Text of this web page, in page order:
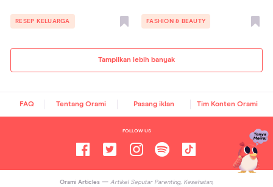
Tampilkan lebih banyak
RESEP KELUARGA FASHION & BEAUTY
FAQ Tentang Orami Pasang iklan Tim Konten Orami
FOLLOW US
Orami Articles — Artikel Seputar Parenting, Kesehatan,